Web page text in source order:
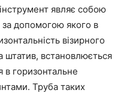
являє собою
допомогою якого в
візирного
штатив, встановлюється
в горизонтальне
Труба таких